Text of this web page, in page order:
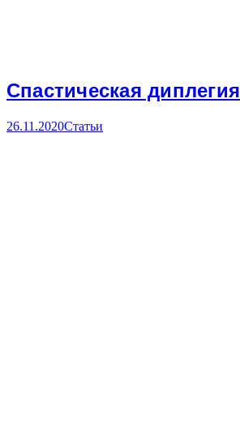
Спастическая диплегия
26.11.2020Статьи